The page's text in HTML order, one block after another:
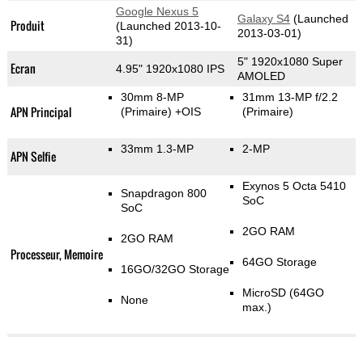
Produit
Google Nexus 5
(Launched 2013-10-
31)
Galaxy S4(Launched
2013-03-01)
Ecran 4.95" 1920x1080 IPS
5" 1920x1080 Super
AMOLED
APN Principal
30mm 8-MP
(Primaire) +OIS
31mm 13-MP f/2.2
(Primaire)
APN Selfie 33mm 1.3-MP 2-MP
Processeur, Memoire
Snapdragon 800
SoC
2GO RAM
16GO/32GO Storage
None
Exynos 5 Octa 5410
SoC
2GO RAM
64GO Storage
MicroSD (64GO
max.)